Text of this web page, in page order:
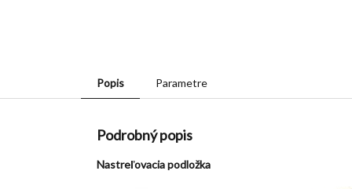
Popis Parametre
Podrobný popis
Nastreľovacia podložka